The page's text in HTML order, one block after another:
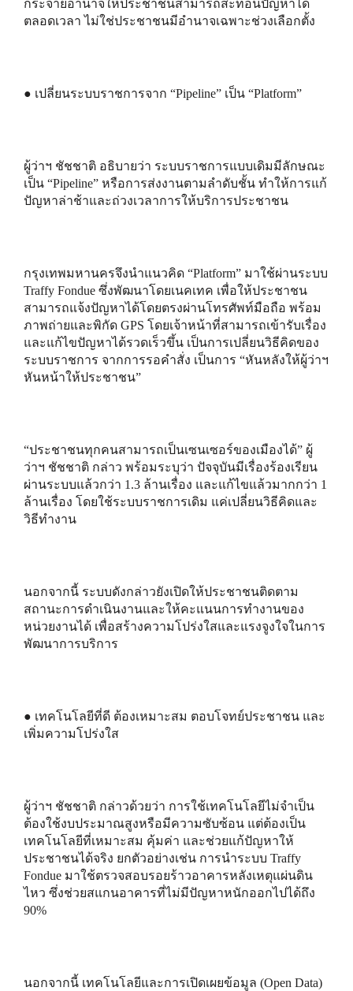
กระจายอำนาจให้ประชาชนสามารถสะท้อนปัญหาได้
ตลอดเวลา ไม่ใช่ประชาชนมีอำนาจเฉพาะช่วงเลือกตั้ง
● เปลี่ยนระบบราชการจาก “Pipeline” เป็น “Platform”
ผู้ว่าฯ ชัชชาติ อธิบายว่า ระบบราชการแบบเดิมมีลักษณะ
เป็น “Pipeline” หรือการส่งงานตามลำดับชั้น ทำให้การแก้
ปัญหาล่าช้าและถ่วงเวลาการให้บริการประชาชน
กรุงเทพมหานครจึงนำแนวคิด “Platform” มาใช้ผ่านระบบ
Traffy Fondue ซึ่งพัฒนาโดยเนคเทค เพื่อให้ประชาชน
สามารถแจ้งปัญหาได้โดยตรงผ่านโทรศัพท์มือถือ พร้อม
ภาพถ่ายและพิกัด GPS โดยเจ้าหน้าที่สามารถเข้ารับเรื่อง
และแก้ไขปัญหาได้รวดเร็วขึ้น เป็นการเปลี่ยนวิธีคิดของ
ระบบราชการ จากการรอคำสั่ง เป็นการ “หันหลังให้ผู้ว่าฯ
หันหน้าให้ประชาชน”
“ประชาชนทุกคนสามารถเป็นเซนเซอร์ของเมืองได้” ผู้
ว่าฯ ชัชชาติ กล่าว พร้อมระบุว่า ปัจจุบันมีเรื่องร้องเรียน
ผ่านระบบแล้วกว่า 1.3 ล้านเรื่อง และแก้ไขแล้วมากกว่า 1
ล้านเรื่อง โดยใช้ระบบราชการเดิม แค่เปลี่ยนวิธีคิดและ
วิธีทำงาน
นอกจากนี้ ระบบดังกล่าวยังเปิดให้ประชาชนติดตาม
สถานะการดำเนินงานและให้คะแนนการทำงานของ
หน่วยงานได้ เพื่อสร้างความโปร่งใสและแรงจูงใจในการ
พัฒนาการบริการ
● เทคโนโลยีที่ดี ต้องเหมาะสม ตอบโจทย์ประชาชน และ
เพิ่มความโปร่งใส
ผู้ว่าฯ ชัชชาติ กล่าวด้วยว่า การใช้เทคโนโลยีไม่จำเป็น
ต้องใช้งบประมาณสูงหรือมีความซับซ้อน แต่ต้องเป็น
เทคโนโลยีที่เหมาะสม คุ้มค่า และช่วยแก้ปัญหาให้
ประชาชนได้จริง ยกตัวอย่างเช่น การนำระบบ Traffy
Fondue มาใช้ตรวจสอบรอยร้าวอาคารหลังเหตุแผ่นดิน
ไหว ซึ่งช่วยสแกนอาคารที่ไม่มีปัญหาหนักออกไปได้ถึง
90%
นอกจากนี้ เทคโนโลยีและการเปิดเผยข้อมูล (Open Data)